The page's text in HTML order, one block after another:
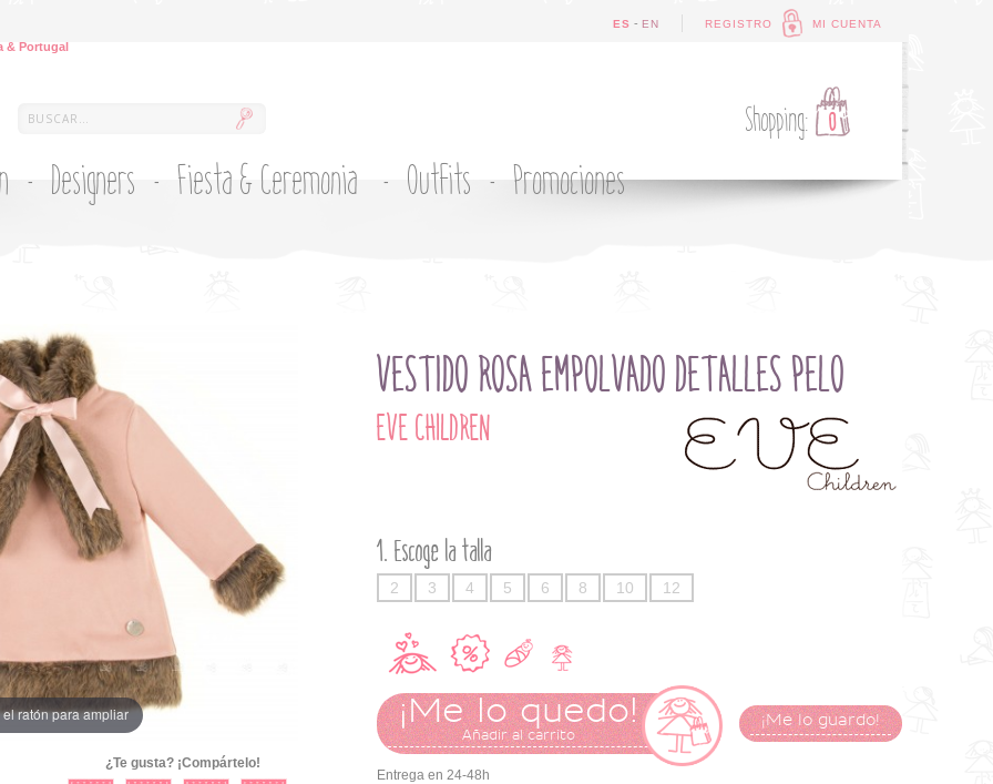
& Portugal
REGISTRO MI CUENTA
ES - EN
Shopping: 0
Designers Fiesta & Ceremonia Outfits Promociones
el ratón para ampliar
¿Te gusta? ¡Compártelo!
VESTIDO ROSA EMPOLVADO DETALLES PELO
EVE CHILDREN
Escoge la talla
2 3 4 5 6 8 10 12
¡Me lo quedo!
Añadir al carrito
¡Me lo guardo!
Entrega en 24-48h